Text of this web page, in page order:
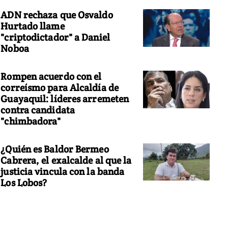
ADN rechaza que Osvaldo
Hurtado llame
"criptodictador" a Daniel
Noboa
Rompen acuerdo con el
correísmo para Alcaldía de
Guayaquil: líderes arremeten
contra candidata
"chimbadora"
¿Quién es Baldor Bermeo
Cabrera, el exalcalde al que la
justicia vincula con la banda
Los Lobos?